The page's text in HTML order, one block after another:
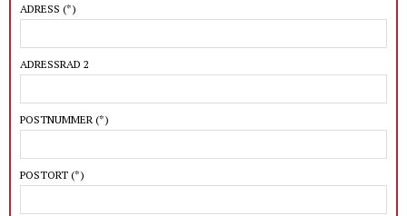
ADRESS (*)
ADRESSRAD 2
POSTNUMMER (*)
POSTORT (*)